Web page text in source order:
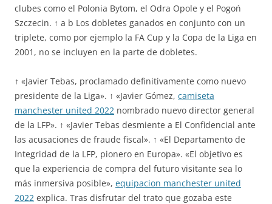
clubes como el Polonia Bytom, el Odra Opole y el Pogoń
Szczecin. ↑ a b Los dobletes ganados en conjunto con un
triplete, como por ejemplo la FA Cup y la Copa de la Liga en
2001, no se incluyen en la parte de dobletes.
↑ «Javier Tebas, proclamado definitivamente como nuevo
presidente de la Liga». ↑ «Javier Gómez, camiseta
manchester united 2022 nombrado nuevo director general
de la LFP». ↑ «Javier Tebas desmiente a El Confidencial ante
las acusaciones de fraude fiscal». ↑ «El Departamento de
Integridad de la LFP, pionero en Europa». «El objetivo es
que la experiencia de compra del futuro visitante sea lo
más inmersiva posible», equipacion manchester united
2022 explica. Tras disfrutar del trato que gozaba este